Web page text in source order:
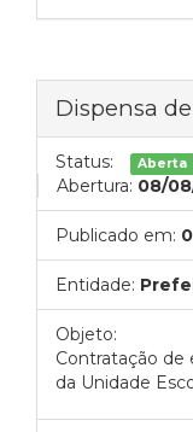
Dispensa
Status: Aberta
Abertura: 08/
Publicado em:
Entidade:
Objeto:
Contratação de
da Unidade